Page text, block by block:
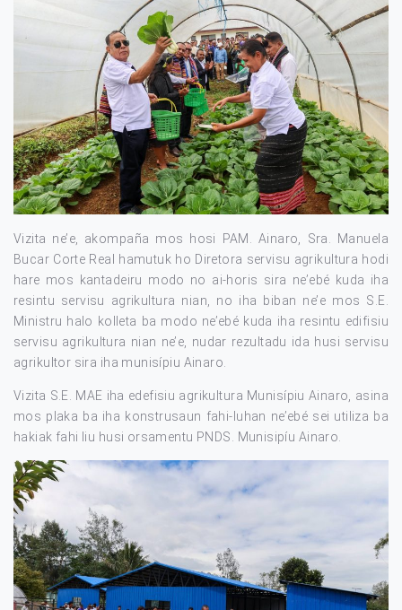
Vizita ne’e, akompaña mos hosi PAM. Ainaro, Sra. Manuela
Bucar Corte Real hamutuk ho Diretora servisu agrikultura hodi
hare mos kantadeiru modo no ai-horis sira ne’ebé kuda iha
resintu servisu agrikultura nian, no iha biban ne’e mos S.E.
Ministru halo kolleta ba modo ne’ebé kuda iha resintu edifisiu
servisu agrikultura nian ne’e, nudar rezultadu ida husi servisu
agrikultor sira iha munisípiu Ainaro.
Vizita S.E. MAE iha edefisiu agrikultura Munisípiu Ainaro, asina
mos plaka ba iha konstrusaun fahi-luhan ne’ebé sei utiliza ba
hakiak fahi liu husi orsamentu PNDS. Munisipíu Ainaro.